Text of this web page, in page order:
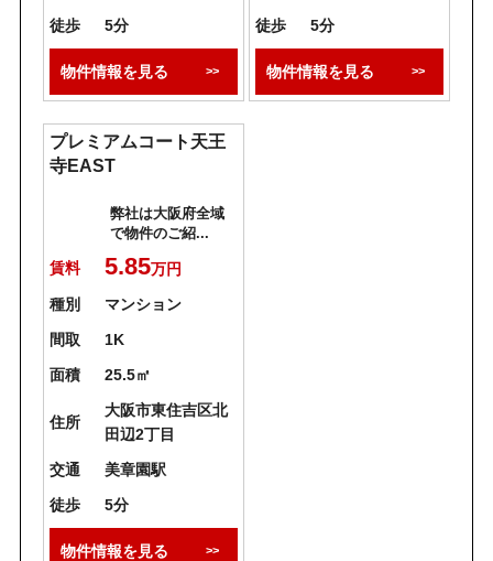
徒歩
5分
物件情報を見る
徒歩
5分
物件情報を見る
プレミアムコート天王
寺EAST
弊社は大阪府全域
で物件のご紹...
賃料 5.85万円
種別
マンション
間取
1K
面積
25.5㎡
住所
大阪市東住吉区北
田辺2丁目
交通
美章園駅
徒歩
5分
物件情報を見る